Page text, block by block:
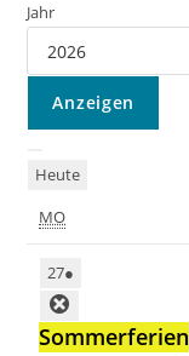
Jahr
Heute
MO
27●
Sommerferien